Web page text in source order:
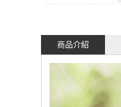
商品介紹